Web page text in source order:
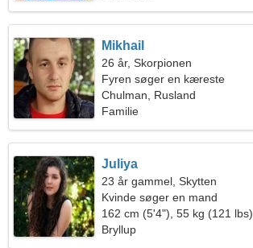
Mikhail
26 år, Skorpionen
Fyren søger en kæreste
Chulman, Rusland
Familie
Juliya
23 år gammel, Skytten
Kvinde søger en mand
162 cm (5'4"), 55 kg (121 lbs)
Bryllup